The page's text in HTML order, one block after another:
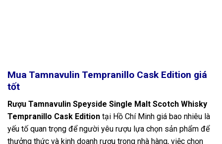
Mua Tamnavulin Tempranillo Cask Edition giá
tốt
Rượu Tamnavulin Speyside Single Malt Scotch Whisky
Tempranillo Cask Edition tại Hồ Chí Minh giá bao nhiêu là
yếu tố quan trọng để người yêu rượu lựa chọn sản phẩm để
thưởng thức và kinh doanh rượu trong nhà hàng, việc chọn